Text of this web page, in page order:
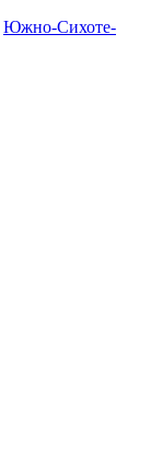
Южно-Сихоте-